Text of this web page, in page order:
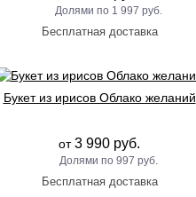
1 997 руб.
Букет из ирисов Облако желаний
от3 990 руб.
997 руб.